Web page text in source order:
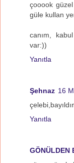
çooook
güle kullan
canım,
var:))
Yanıtla
Şehnaz 16
Yanıtla
GÖNÜLDEN